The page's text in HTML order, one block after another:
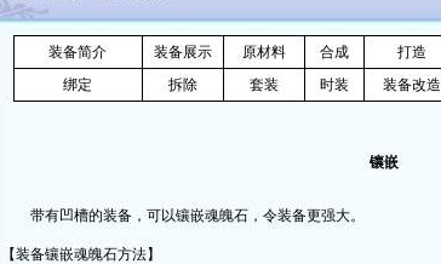
装备简介 装备展示 原材料 合成 打造
绑定
拆除 套装 时装 装备改造
镶嵌
带有凹槽的装备，可以镶嵌魂魄石，令装备更强大。
【装备镶嵌魂魄石方法】